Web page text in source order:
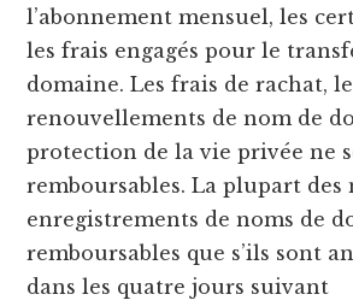
l’abonnement mensuel, les
les frais engagés pour le
domaine. Les frais de rachat,
renouvellements de nom de
protection de la vie privée ne
remboursables. La plupart des
enregistrements de noms de
remboursables que s’ils sont
dans les quatre jours suivant